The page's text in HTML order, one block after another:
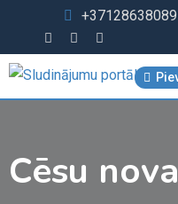
content
+37128638089
Cēsu